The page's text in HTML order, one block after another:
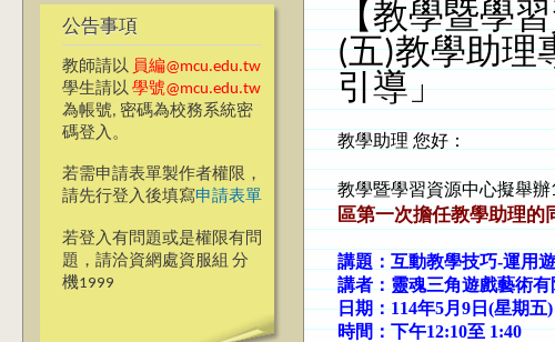
公告事項
教師請以 員編@mcu.edu.tw
學生請以 學號@mcu.edu.tw
為帳號, 密碼為校務系統密
碼登入。
若需申請表單製作者權限，
請先行登入後填寫申請表單
若登入有問題或是權限有問
題，請洽資網處資服組 分
機1999
【教學暨學
(五)教學助理
引導」
教學助理 您好：
教學暨學習資源中心擬舉
區第一次擔任教學助理的
講題： 互動教學技巧-運用
講者：靈魂三角遊戲藝術
日期：114年5月9日(星期五)
時間：下午12:10至 1:40